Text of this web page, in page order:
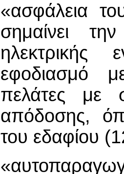
«ασφάλεια
σημαίνει
ηλεκτρικής
εφοδιασμό
πελάτες με
απόδοσης,
του εδαφίου